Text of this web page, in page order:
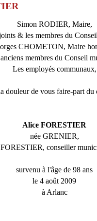
Simon RODIER, Maire,
& les membres du
CHOMETON, Maire
membres du Conseil
Les employés communaux,
douleur de vous faire-part du
Alice FORESTIER
née GRENIER,
, conseiller
survenu à l'âge de 98 ans
le 4 août 2009
à Arlanc